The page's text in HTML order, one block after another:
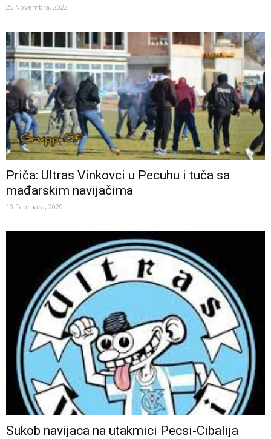
25 Novembra, 2022
Priča: Ultras Vinkovci u Pecuhu i tuča sa
mađarskim navijačima
10 Februara, 2020
Sukob navijaca na utakmici Pecsi-Cibalija